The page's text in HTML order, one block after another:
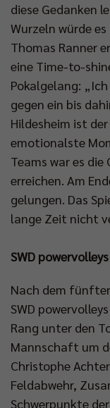
diese Gedanken
Wurzeln würde
Thomas Ranner
eine Time-to-
Pokalgelang:
gegen ein bis
Hildesheim ist
emotionalste
Teams war es
erreichen. Am
gelungen. Das
lange Zeit nicht
SWD
Nach dem
SWD
Rang unter den
Mannschaft um
Christophe
Feldabwehr,
Schwerpunkte